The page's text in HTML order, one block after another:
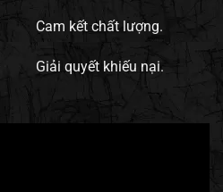
Cam kết chất lượng.
Giải quyết khiếu nại.